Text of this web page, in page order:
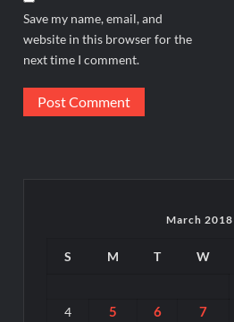
Save my name, email, and
website in this browser for the
next time I comment.
March 2018
S M T W
4
5 6 7